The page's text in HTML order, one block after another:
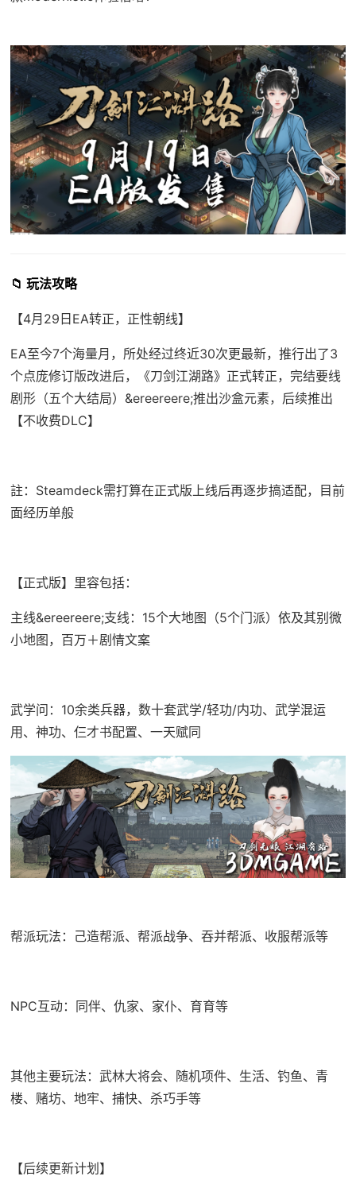
📁 玩法攻略
【4月29日EA转正，正性朝线】
EA至今7个海量月，所处经过终近30次更最新，推行出了3
个点庞修订版改进后，《刀剑江湖路》正式转正，完结要线
剧形（五个大结局）&ereereere;推出沙盒元素，后续推出
【不收费DLC】
註：Steamdeck需打算在正式版上线后再逐步搞适配，目前
面经历单般
【正式版】里容包括：
主线&ereereere;支线：15个大地图（5个门派）依及其别微
小地图，百万＋剧情文案
武学问：10余类兵器，数十套武学/轻功/内功、武学混运
用、神功、仨才书配置、一天赋同
帮派玩法：己造帮派、帮派战争、吞并帮派、收服帮派等
NPC互动：同伴、仇家、家仆、育育等
其他主要玩法：武林大将会、随机项件、生活、钓鱼、青
楼、赌坊、地牢、捕快、杀巧手等
【后续更新计划】